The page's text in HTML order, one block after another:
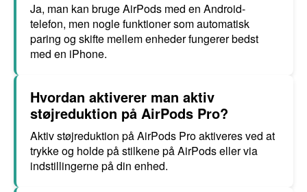
Ja, man kan bruge AirPods med en Android-
telefon, men nogle funktioner som automatisk
paring og skifte mellem enheder fungerer bedst
med en iPhone.
Hvordan aktiverer man aktiv
støjreduktion på AirPods Pro?
Aktiv støjreduktion på AirPods Pro aktiveres ved at
trykke og holde på stilkene på AirPods eller via
indstillingerne på din enhed.